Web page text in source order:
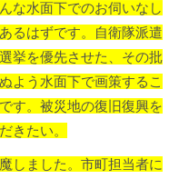
な水面下でのお伺いなし
るはずです。自衛隊派遣
挙を優先させた、その批
よう水面下で画策するこ
す。被災地の復旧復興を
きたい。
しました。 市町担当者に